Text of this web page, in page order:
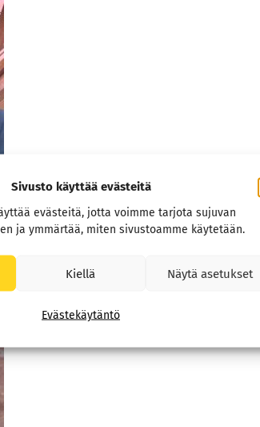
Sivusto käyttää evästeitä
evästeitä, jotta voimme tarjota sujuvan
ja ymmärtää, miten sivustoamme käytetään.
Kiellä Näytä asetukset
Evästekäytäntö